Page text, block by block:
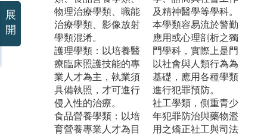
物理治療學類、職能
治療學類、影像放射
學類混淆。
護理學類：以培養醫
療臨床照護技能的專
業人才為主，執業須
具備執照，才可進行
侵入性的治療。
食品營養學類：以培
育營養專業人才為目
及精神醫學等學科。
本學類容易流於警勤
應用或心理剖析之獨
門學科，實際上是門
以社會與人類行為為
基礎，應用各種學類
進行犯罪預防。
社工學類，側重青少
年犯罪防治與藥物濫
用之矯正社工與司法
展
開